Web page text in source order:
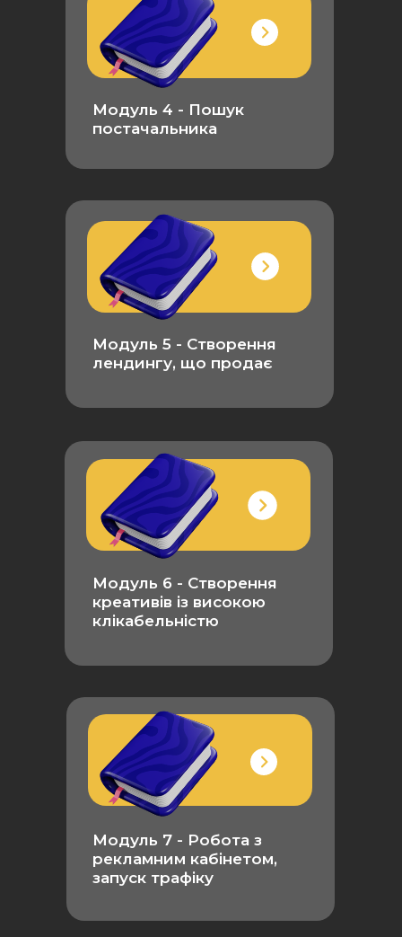
Модуль 4 - Пошук
постачальника
Модуль 5 - Створення
лендингу, що продає
Модуль 6 - Створення
креативів із високою
клікабельністю
Модуль 7 - Робота з
рекламним кабінетом,
запуск трафіку